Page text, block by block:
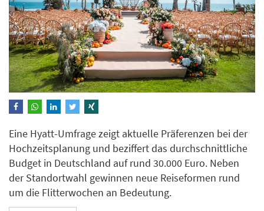
Eine Hyatt-Umfrage zeigt aktuelle Präferenzen bei der
Hochzeitsplanung und beziffert das durchschnittliche
Budget in Deutschland auf rund 30.000 Euro. Neben
der Standortwahl gewinnen neue Reiseformen rund
um die Flitterwochen an Bedeutung.